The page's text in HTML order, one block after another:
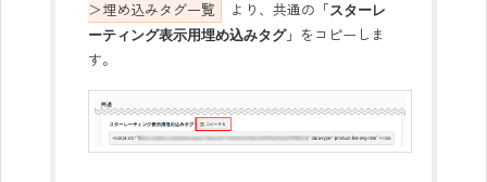
＞埋め込みタグ一覧
より、共通の「スターレ
ーティング表示用埋め込みタグ」をコピーしま
す。